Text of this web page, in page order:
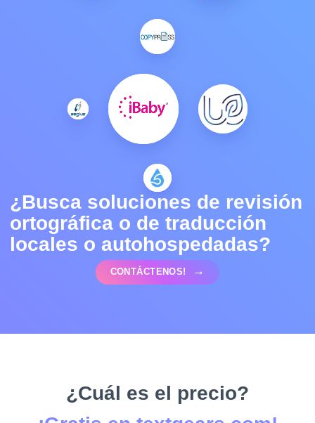
¿Busca soluciones de revisión
ortográfica o de traducción
locales o autohospedadas?
CONTÁCTENOS!
¿Cuál es el precio?